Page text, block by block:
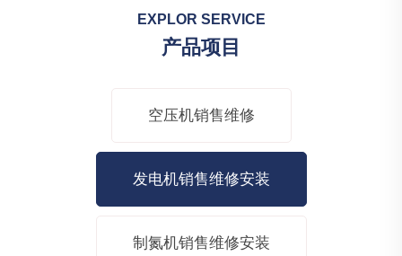
EXPLOR SERVICE
产品项目
空压机销售维修
发电机销售维修安装
制氮机销售维修安装